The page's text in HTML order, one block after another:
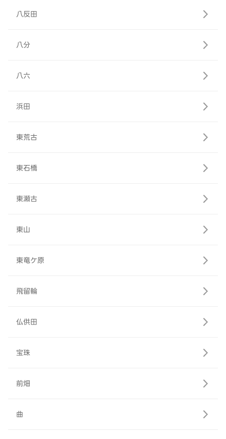
八反田
八分
八六
浜田
東荒古
東石橋
東瀬古
東山
東竜ケ原
飛留輪
仏供田
宝珠
前畑
曲